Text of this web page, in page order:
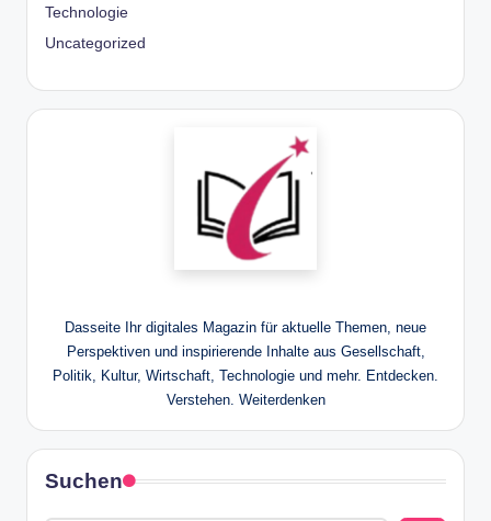
Technologie
Uncategorized
Dasseite Ihr digitales Magazin für aktuelle Themen, neue
Perspektiven und inspirierende Inhalte aus Gesellschaft,
Politik, Kultur, Wirtschaft, Technologie und mehr. Entdecken.
Verstehen. Weiterdenken
Suchen